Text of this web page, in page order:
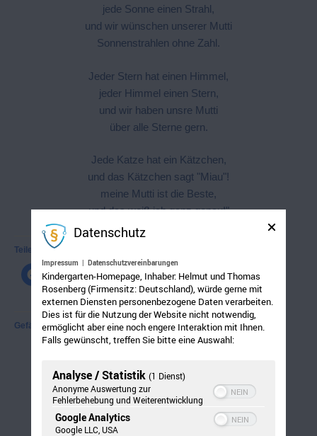
jede Sonne einen Strahl,
und wir wünschen unserer Mutti
Sonnenstrahlen ohne Zahl.
Jeder Stern hat einen Himmel,
jeder Himmel einen Stern,
und wir haben unsre Mutti
über alle Sterne gern.
Jede Katze hat ein Kätzchen,
und das Kätzchen sagt "Miau"!
meine Mutti ist die Beste,
und das weiß ich ganz genau!"
Teilen mit:
Gefällt mir:
Datenschutz
Impressum | Datenschutzvereinbarungen
Kindergarten-Homepage, Inhaber: Helmut und Thomas
Rosenberg (Firmensitz: Deutschland), würde gerne mit
externen Diensten personenbezogene Daten verarbeiten.
Dies ist für die Nutzung der Website nicht notwendig,
ermöglicht aber eine noch engere Interaktion mit Ihnen.
Falls gewünscht, treffen Sie bitte eine Auswahl:
Analyse / Statistik (1 Dienst)
Anonyme Auswertung zur
Fehlerbehebung und Weiterentwicklung
Google Analytics
Google LLC, USA